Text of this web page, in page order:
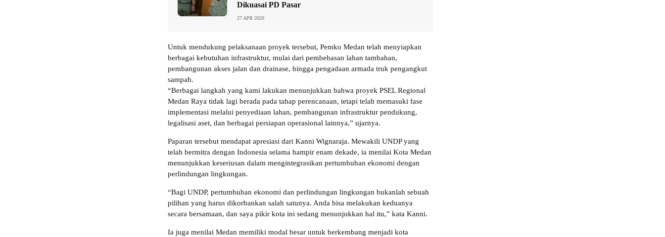
Dikuasai PD Pasar
27 APR 2020
Untuk mendukung pelaksanaan proyek tersebut, Pemko Medan telah menyiapkan
berbagai kebutuhan infrastruktur, mulai dari pembebasan lahan tambahan,
pembangunan akses jalan dan drainase, hingga pengadaan armada truk pengangkut
sampah.
“Berbagai langkah yang kami lakukan menunjukkan bahwa proyek PSEL Regional
Medan Raya tidak lagi berada pada tahap perencanaan, tetapi telah memasuki fase
implementasi melalui penyediaan lahan, pembangunan infrastruktur pendukung,
legalisasi aset, dan berbagai persiapan operasional lainnya,” ujarnya.
Paparan tersebut mendapat apresiasi dari Kanni Wignaraja. Mewakili UNDP yang
telah bermitra dengan Indonesia selama hampir enam dekade, ia menilai Kota Medan
menunjukkan keseriusan dalam mengintegrasikan pertumbuhan ekonomi dengan
perlindungan lingkungan.
“Bagi UNDP, pertumbuhan ekonomi dan perlindungan lingkungan bukanlah sebuah
pilihan yang harus dikorbankan salah satunya. Anda bisa melakukan keduanya
secara bersamaan, dan saya pikir kota ini sedang menunjukkan hal itu,” kata Kanni.
Ia juga menilai Medan memiliki modal besar untuk berkembang menjadi kota